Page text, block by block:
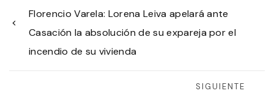
Florencio Varela: Lorena Leiva apelará ante
Casación la absolución de su expareja por el
incendio de su vivienda
SIGUIENTE